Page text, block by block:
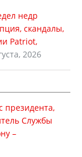
недр
скандалы,
Patriot,
2026